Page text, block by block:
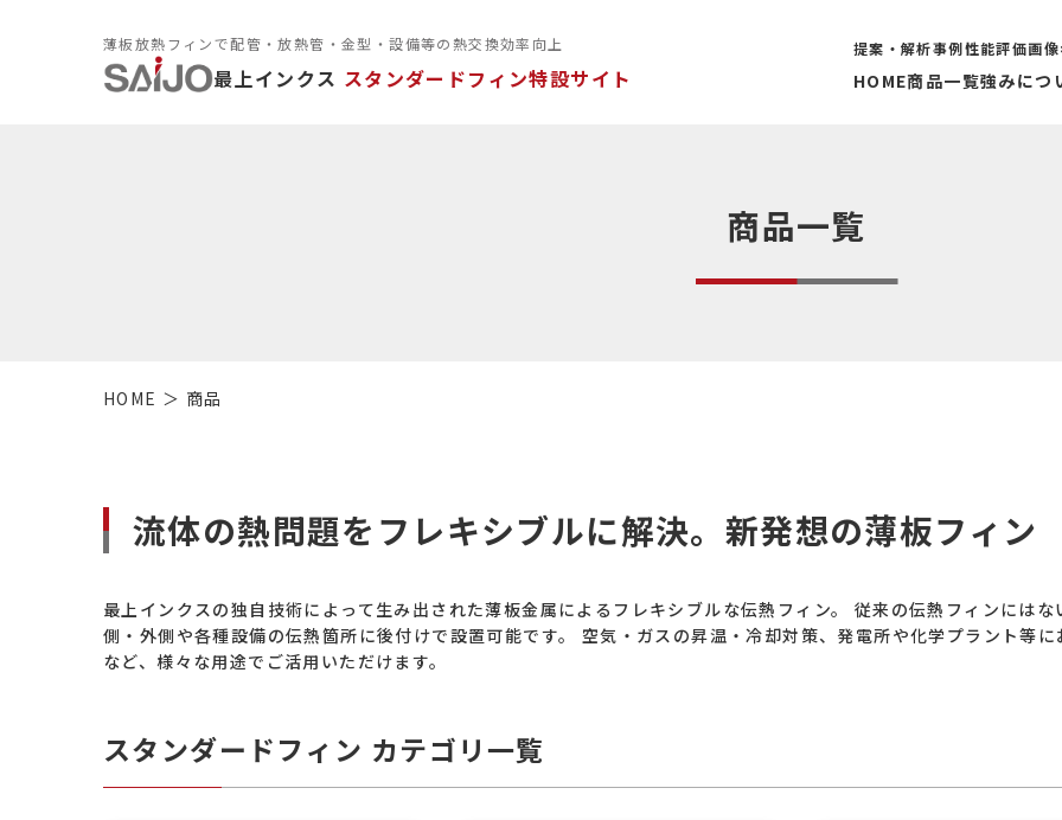
薄板放熱フィンで配管・放熱管・金型・設備等の熱交換効率向上
最上インクス スタンダードフィン特設サイト HOME商品一覧強みにつ
提案・解析事例性能評価画
商品一覧
HOME 商品
流体の熱問題をフレキシブルに解決。新発想の薄板フィン
最上インクスの独自技術によって生み出された薄板金属によるフレキシブルな伝熱フィン。 従来の伝熱フィンには
側・外側や各種設備の伝熱箇所に後付けで設置可能です。 空気・ガスの昇温・冷却対策、発電所や化学プラント等
など、様々な用途でご活用いただけます。
スタンダードフィン カテゴリ一覧